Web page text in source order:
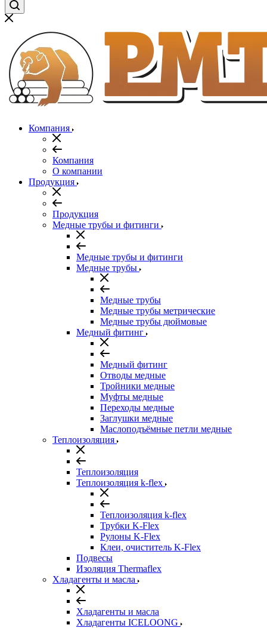
Компания
Компания
О компании
Продукция
Продукция
Медные трубы и фитинги
Медные трубы и фитинги
Медные трубы
Медные трубы
Медные трубы метрические
Медные трубы дюймовые
Медный фитинг
Медный фитинг
Отводы медные
Тройники медные
Муфты медные
Переходы медные
Заглушки медные
Маслоподъёмные петли медные
Теплоизоляция
Теплоизоляция
Теплоизоляция k-flex
Теплоизоляция k-flex
Трубки K-Flex
Рулоны K-Flex
Клеи, очиститель K-Flex
Подвесы
Изоляция Thermaflex
Хладагенты и масла
Хладагенты и масла
Хладагенты ICELOONG